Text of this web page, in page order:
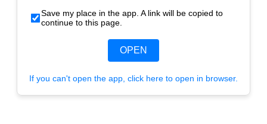
Save my place in the app. A link will be copied to
continue to this page.
OPEN
If you can't open the app, click here to open in browser.